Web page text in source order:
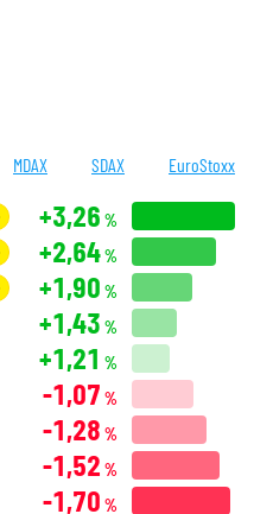
MDAX SDAX EuroStoxx
+3,26 %
+2,64%
+1,90 %
+1,43 %
+1,21 %
-1,07 %
-1,28 %
-1,52 %
-1,70 %